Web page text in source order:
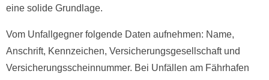
eine solide Grundlage.
Vom Unfallgegner folgende Daten aufnehmen: Name,
Anschrift, Kennzeichen, Versicherungsgesellschaft und
Versicherungsscheinnummer. Bei Unfällen am Fährhafen